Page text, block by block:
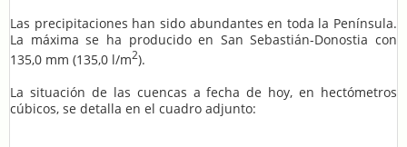
Las precipitaciones han sido abundantes en toda la Península.
La máxima se ha producido en San Sebastián-Donostia con
135,0 mm (135,0 l/m2).
La situación de las cuencas a fecha de hoy, en hectómetros
cúbicos, se detalla en el cuadro adjunto: